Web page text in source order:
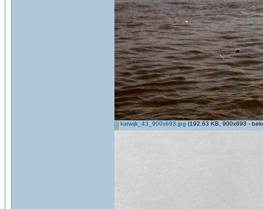
katwijk_43_900x693.jpg (192.63 KB, 900x693 -